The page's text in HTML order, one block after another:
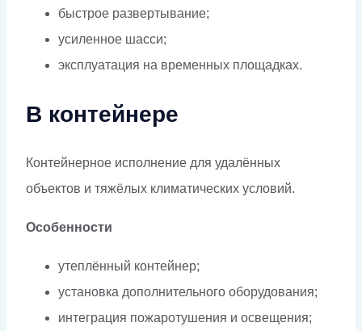
быстрое развертывание;
усиленное шасси;
эксплуатация на временных площадках.
В контейнере
Контейнерное исполнение для удалённых
объектов и тяжёлых климатических условий.
Особенности
утеплённый контейнер;
установка дополнительного оборудования;
интеграция пожаротушения и освещения;